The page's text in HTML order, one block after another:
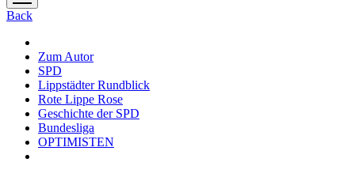
öffnen
Back
Zum Autor
SPD
Lippstädter Rundblick
Rote Lippe Rose
Geschichte der SPD
Bundesliga
OPTIMISTEN